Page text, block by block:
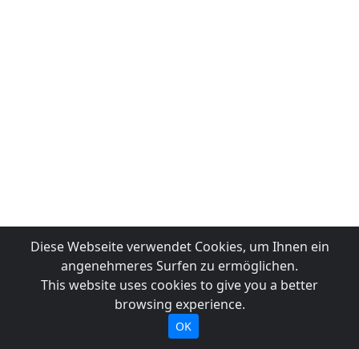
Diese Webseite verwendet Cookies, um Ihnen ein
angenehmeres Surfen zu ermöglichen.
This website uses cookies to give you a better
browsing experience.
OK